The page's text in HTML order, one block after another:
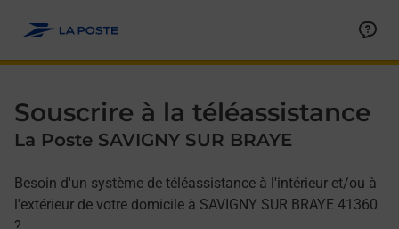
Souscrire à la téléassistance
La Poste SAVIGNY SUR BRAYE
Besoin d'un système de téléassistance à l'intérieur et/ou à
l'extérieur de votre domicile à SAVIGNY SUR BRAYE 41360